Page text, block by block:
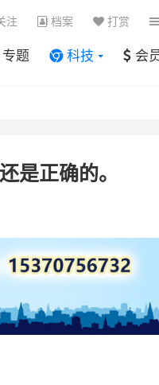
专题 科技 会
注 档案 打赏
是正确的。